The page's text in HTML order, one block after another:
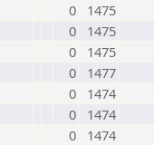
0
1475
0
1475
0
1475
0
1477
0
1474
0
1474
0
1474